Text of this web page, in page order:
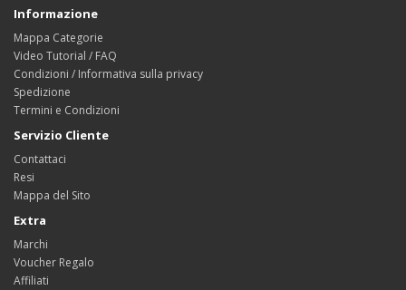
Informazione
Mappa Categorie
Video Tutorial / FAQ
Condizioni / Informativa sulla privacy
Spedizione
Termini e Condizioni
Servizio Cliente
Contattaci
Resi
Mappa del Sito
Extra
Marchi
Voucher Regalo
Affiliati